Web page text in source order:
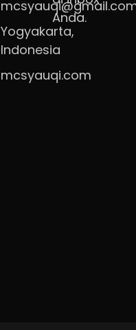
Yogyakarta,
Indonesia
mcsyauqi.com
Anda.